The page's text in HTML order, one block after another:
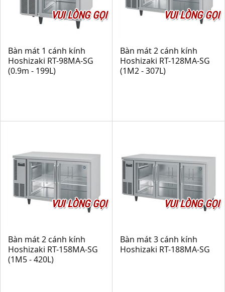
VUI LÒNG GỌI
Bàn mát 1 cánh kính
Hoshizaki RT-98MA-SG
(0.9m - 199L)
VUI LÒNG GỌI
Bàn mát 2 cánh kính
Hoshizaki RT-128MA-SG
(1M2 - 307L)
VUI LÒNG GỌI
Bàn mát 2 cánh kính
Hoshizaki RT-158MA-SG
(1M5 - 420L)
VUI LÒNG GỌI
Bàn mát 3 cánh kính
Hoshizaki RT-188MA-SG